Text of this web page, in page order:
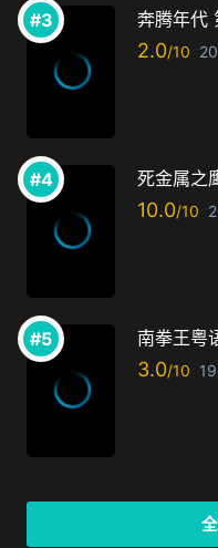
奔腾年代
2.0
死金属之
10.0
南拳王粤
3.0